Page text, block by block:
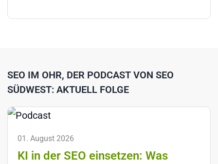
SEO IM OHR, DER PODCAST VON SEO
SÜDWEST: AKTUELL FOLGE
01. August 2026
KI in der SEO einsetzen: Was